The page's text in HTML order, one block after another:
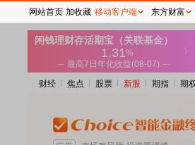
财经 焦点 股票 新股 期指 期
网站首页 加收藏 移动客户端 东方财富